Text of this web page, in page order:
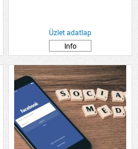
Üzlet adatlap
Info